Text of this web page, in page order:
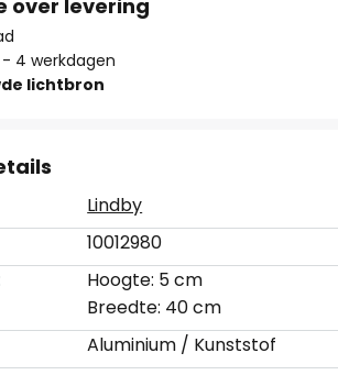
over levering
- 4 werkdagen
lichtbron
Lindby
10012980
Hoogte: 5 cm
Breedte: 40 cm
Aluminium / Kunststof